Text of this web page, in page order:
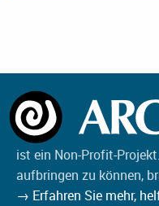
ist ein Non-Profit-
aufbringen zu können,
→ Erfahren Sie mehr,